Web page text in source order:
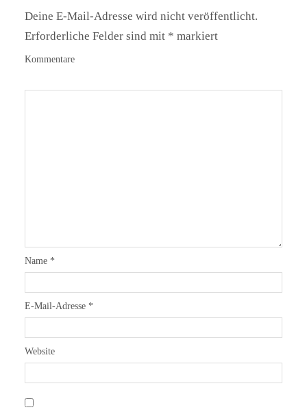
Deine E-Mail-Adresse wird nicht veröffentlicht.
Erforderliche Felder sind mit * markiert
Kommentare
Name *
E-Mail-Adresse *
Website